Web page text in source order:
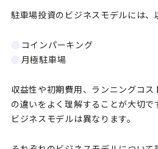
駐車場投資のビジネスモデルには、
コインパーキング
月極駐車場
収益性や初期費用、ランニングコ
の違いをよく理解することが大切で
ビジネスモデルは異なります。